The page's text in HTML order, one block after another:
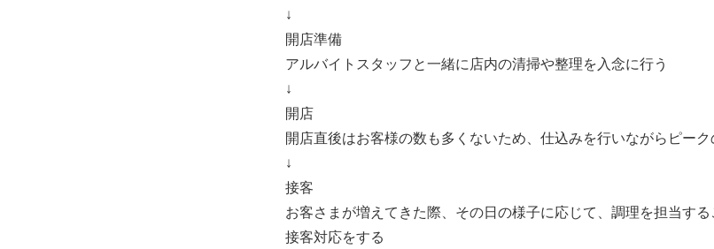
↓
開店準備
アルバイトスタッフと一緒に店内の清掃や整理を入念に行う
↓
開店
開店直後はお客様の数も多くないため、仕込みを行いながらピー
↓
接客
お客さまが増えてきた際、その日の様子に応じて、調理を担当す
接客対応をする